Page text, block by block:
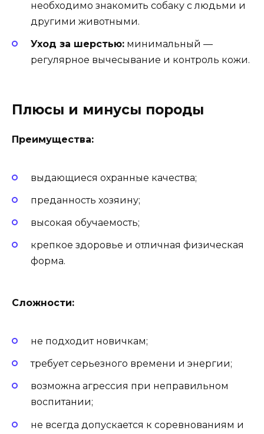
необходимо знакомить собаку с людьми и
другими животными.
Уход за шерстью: минимальный —
регулярное вычесывание и контроль кожи.
Плюсы и минусы породы
Преимущества:
выдающиеся охранные качества;
преданность хозяину;
высокая обучаемость;
крепкое здоровье и отличная физическая
форма.
Сложности:
не подходит новичкам;
требует серьезного времени и энергии;
возможна агрессия при неправильном
воспитании;
не всегда допускается к соревнованиям и